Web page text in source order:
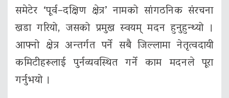
समेटेर ‘पूर्व–दक्षिण क्षेत्र’ नामको सांगठनिक संरचना
खडा गरियो, जसको प्रमुख स्वयम् मदन हुनुहुन्थ्यो ।
आफ्नो क्षेत्र अन्तर्गत पर्ने सबै जिल्लामा नेतृत्वदायी
कमिटीहरूलाई पुर्नव्यवस्थित गर्ने काम मदनले पूरा
गर्नुभयो ।